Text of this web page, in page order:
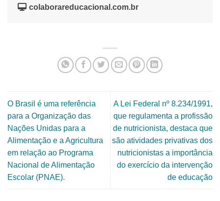
colaborareducacional.com.br
O Brasil é uma referência
para a Organização das
Nações Unidas para a
Alimentação e a Agricultura
em relação ao Programa
Nacional de Alimentação
Escolar (PNAE).
A Lei Federal nº 8.234/1991,
que regulamenta a profissão
de nutricionista, destaca que
são atividades privativas dos
nutricionistas a importância
do exercício da intervenção
de educação